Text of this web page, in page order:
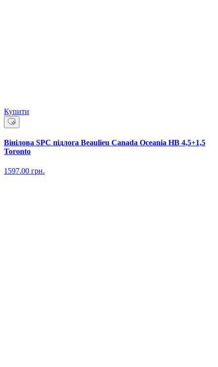
Купити
Вінілова SPC підлога Beaulieu Canada Oceania HB 4,5+1,5
Toronto
1597.00 грн.